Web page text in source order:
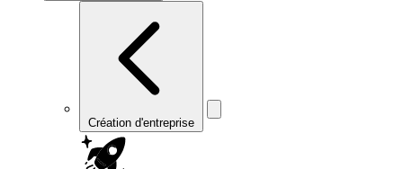
Création d'entreprise